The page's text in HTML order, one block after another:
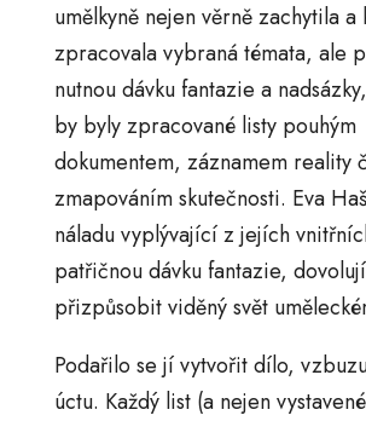
umělkyně nejen věrně zachytila
zpracovala vybraná témata, ale
nutnou dávku fantazie a
by byly zpracované listy pouhým
dokumentem, záznamem reality
zmapováním skutečnosti. Eva
náladu vyplývající z jejích
patřičnou dávku fantazie,
přizpůsobit viděný svět
Podařilo se jí vytvořit dílo,
úctu. Každý list (a nejen